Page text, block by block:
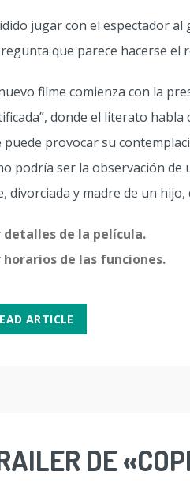
jugar con el espectador al
que parece hacerse el
filme comienza con la
donde el literato
puede provocar su
podría ser la observación de
divorciada y madre de un
detalles de la película.
horarios de las funciones.
ARTICLE
DE